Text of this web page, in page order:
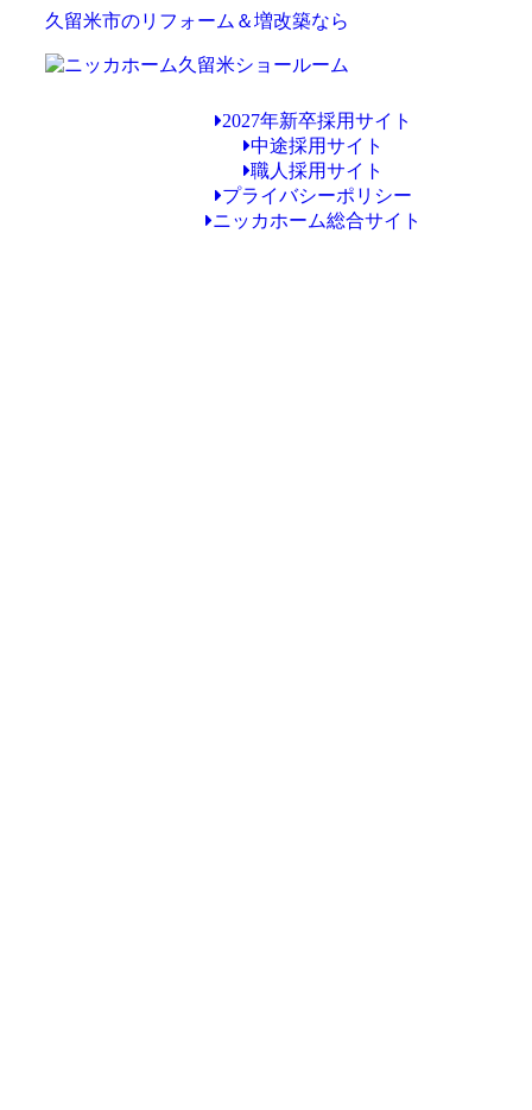
久留米市のリフォーム＆増改築なら
2027年新卒採用サイト
中途採用サイト
職人採用サイト
プライバシーポリシー
ニッカホーム総合サイト